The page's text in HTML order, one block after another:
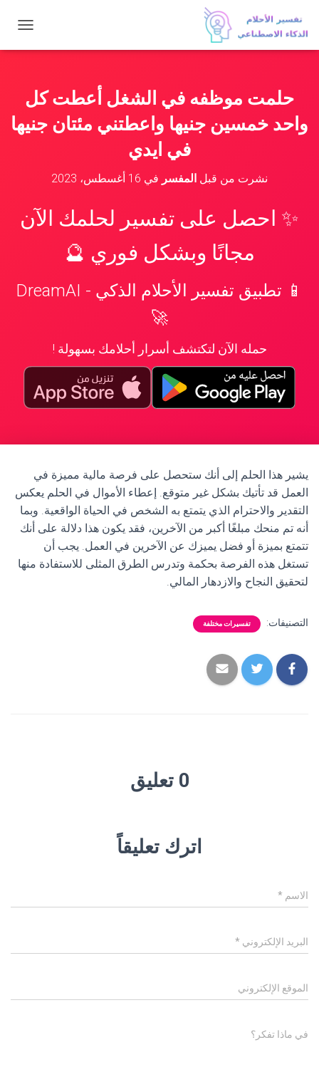
ب
ا
ت
حلمت موظفه في الشغل أعطت كل
واحد خمسين جنيها واعطتني مئتان جنيها
في ايدي
نشرت من قبل المفسر في 16 أغسطس، 2023
✨ احصل على تفسير لحلمك الآن
مجانًا وبشكل فوري 🔮
📱 تطبيق تفسير الأحلام الذكي - DreamAI
🚀
حمله الآن لتكتشف أسرار أحلامك بسهولة !
يشير هذا الحلم إلى أنك ستحصل على فرصة مالية مميزة في
العمل قد تأتيك بشكل غير متوقع. إعطاء الأموال في الحلم يعكس
التقدير والاحترام الذي يتمتع به الشخص في الحياة الواقعية. وبما
أنه تم منحك مبلغًا أكبر من الآخرين، فقد يكون هذا دلالة على أنك
تتمتع بميزة أو فضل يميزك عن الآخرين في العمل. يجب أن
تستغل هذه الفرصة بحكمة وتدرس الطرق المثلى للاستفادة منها
لتحقيق النجاح والازدهار المالي.
التصنيفات: تفسيرات مختلفة
0 تعليق
اترك تعليقاً
الاسم *
البريد الإلكتروني *
الموقع الإلكتروني
في ماذا تفكر؟